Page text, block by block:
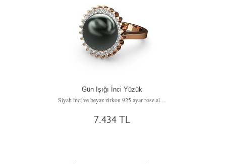
Gün Işığı İnci Yüzük
Siyah inci ve beyaz zirkon 925 ayar rose altın kaplama gümüş yüzük
7.434 TL